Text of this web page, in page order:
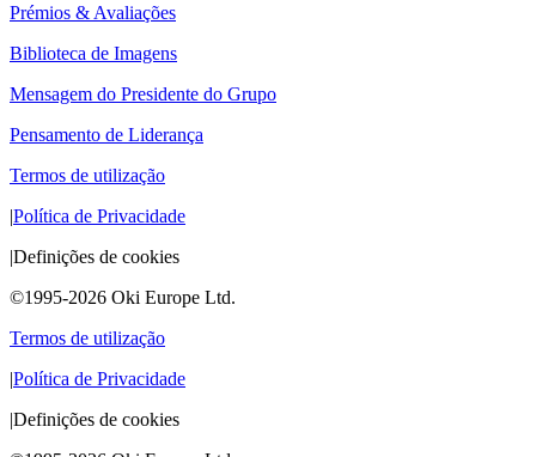
Prémios & Avaliações
Biblioteca de Imagens
Mensagem do Presidente do Grupo
Pensamento de Liderança
Termos de utilização
|Política de Privacidade
|Definições de cookies
©1995-2026 Oki Europe Ltd.
Termos de utilização
|Política de Privacidade
|Definições de cookies